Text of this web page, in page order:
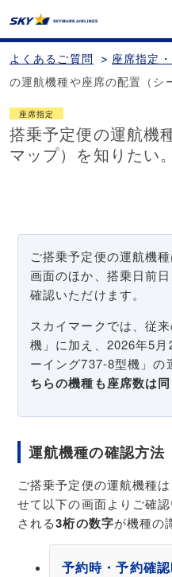
よくあるご質問 > 座席指定
の運航機種や座席の配置（シ
座席指定
搭乗予定便の運航機
マップ）を知りたい。
ご搭乗予定便の運航機
画面のほか、搭乗日前
確認いただけます。
スカイマークでは、従
機」に加え、2026年5
ーイング737-8型機」の
ちらの機種も座席数は
運航機種の確認方法
ご搭乗予定便の運航機種
せて以下の画面よりご確
される3桁の数字が機種の
予約時・予約確